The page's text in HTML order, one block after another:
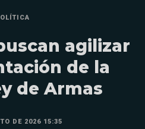
agilizar
de la
de Armas
DE 2026 15:35